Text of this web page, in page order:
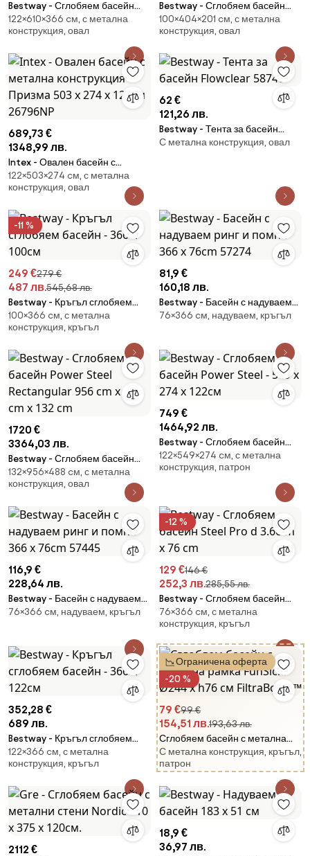
Bestway - Сглобяем басейн
Power Steel Jet с имитация на
дърво
122×610×366 cм, с метална
конструкция, овал
Bestway - Сглобяем басейн
сив ратан 404 х 201 х 100 см
100×404×201 cм, с метална
конструкция, овал
689,73 €
1348,99 лв.
Intex - Овален басейн с
метална конструкция Призма
503 х 274 х 122см 26796NP
122×503×274 cм, с метална
конструкция, овал
62 €
121,26 лв.
Bestway - Тента за басейн
Flowclear 58746
С метална конструкция, овал
-11 %
249 €279 €
487 лв.545,68 лв.
Bestway - Кръгъл сглобяем
басейн - 366 х 100см
100×366 cм, с метална
конструкция, кръгъл
81,9 €
160,18 лв.
Bestway - Басейн с надуваем
ринг и помпа 366 x 76cm
76×366 cм, надуваем, кръгъл
1720 €
3364,03 лв.
Bestway - Сглобяем басейн
Power Steel Rectangular 956
cm x 488 cm x 132 cm
132×956×488 cм, с метална
конструкция, овал
749 €
1464,92 лв.
Bestway - Сглобяем басейн
Power Steel - 549 x 274 x 122см
122×549×274 cм, с метална
конструкция, патрон
116,9 €
228,64 лв.
Bestway - Басейн с надуваем
ринг и помпа 366 x 76cm
76×366 cм, надуваем, кръгъл
-12 %
129 €146 €
252,3 лв.285,55 лв.
Bestway - Сглобяем басейн
Steel Pro d 3.66 m x 76 cm
76×366 cм, с метална
конструкция, кръгъл
352,28 €
689 лв.
Bestway - Кръгъл сглобяем
басейн - 366 х 122см
122×366 cм, с метална
конструкция, кръгъл
Ограничена оферта
-20 %
79 €99 €
154,51 лв.193,63 лв.
Сглобяем басейн с метална
рамка FunSicle Ø244 x h76 см
FiltraBoost™
С метална конструкция, кръгъл,
патрон
2112 €
18,9 €
36,97 лв.